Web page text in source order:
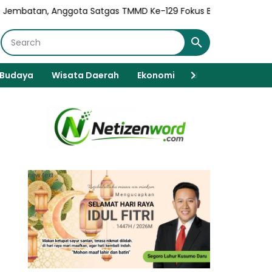
Satgas TMMD Ke-129 Fokus Bangun Talud Jalan
Budaya Wisata Daerah Ekonomi Javanese